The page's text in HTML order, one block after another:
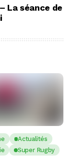
La séance de
Actualités
Super Rugby